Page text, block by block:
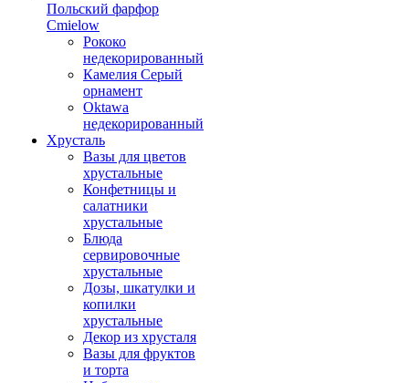
Польский фарфор
Сmielow
Рококо
недекорированный
Камелия Серый
орнамент
Oktawa
недекорированный
Хрусталь
Вазы для цветов
хрустальные
Конфетницы и
салатники
хрустальные
Блюда
сервировочные
хрустальные
Дозы, шкатулки и
копилки
хрустальные
Декор из хрусталя
Вазы для фруктов
и торта